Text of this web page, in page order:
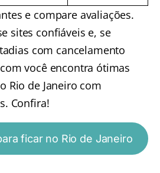
e compare avaliações.
sites confiáveis e, se
com cancelamento
você encontra ótimas
Rio de Janeiro com
Confira!
ficar no Rio de Janeiro